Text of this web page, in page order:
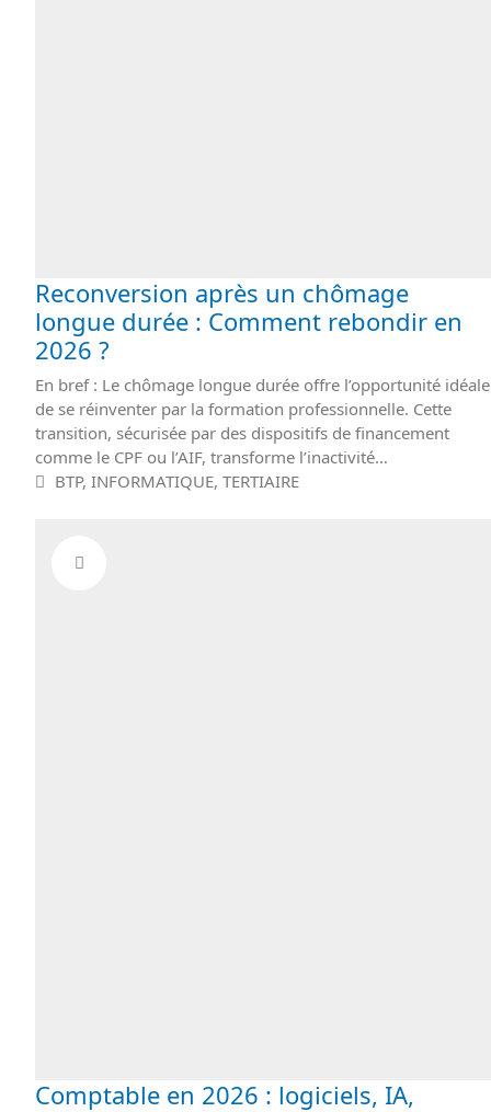
Reconversion après un chômage
longue durée : Comment rebondir en
2026 ?
En bref : Le chômage longue durée offre l’opportunité idéale
de se réinventer par la formation professionnelle. Cette
transition, sécurisée par des dispositifs de financement
comme le CPF ou l’AIF, transforme l’inactivité…
BTP, INFORMATIQUE, TERTIAIRE
Comptable en 2026 : logiciels, IA,